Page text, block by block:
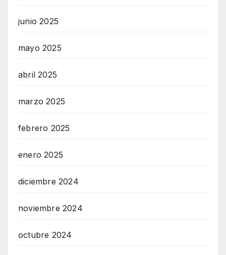
junio 2025
mayo 2025
abril 2025
marzo 2025
febrero 2025
enero 2025
diciembre 2024
noviembre 2024
octubre 2024